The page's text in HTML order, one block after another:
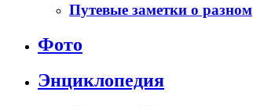
Путевые заметки о разном
Фото
Энциклопедия